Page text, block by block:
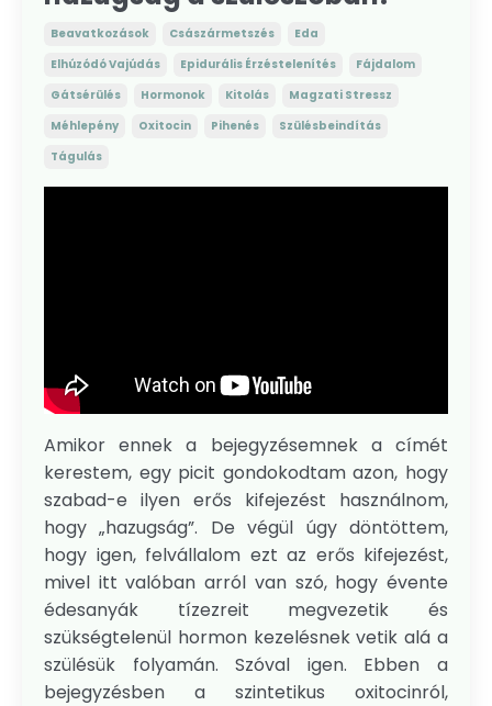
Beavatkozások Császármetszés
Eda
Elhúzódó Vajúdás
Epidurális Érzéstelenítés
Fájdalom
Gátsérülés
Hormonok Kitolás
Magzati Stressz
Méhlepény
Oxitocin Pihenés
Szülésbeindítás
Tágulás
Amikor ennek a bejegyzésemnek a címét
kerestem, egy picit gondokodtam azon, hogy
szabad-e ilyen erős kifejezést használnom,
hogy „hazugság”. De végül úgy döntöttem,
hogy igen, felvállalom ezt az erős kifejezést,
mivel itt valóban arról van szó, hogy évente
édesanyák tízezreit megvezetik és
szükségtelenül hormon kezelésnek vetik alá a
szülésük folyamán. Szóval igen. Ebben a
bejegyzésben a szintetikus oxitocinról,